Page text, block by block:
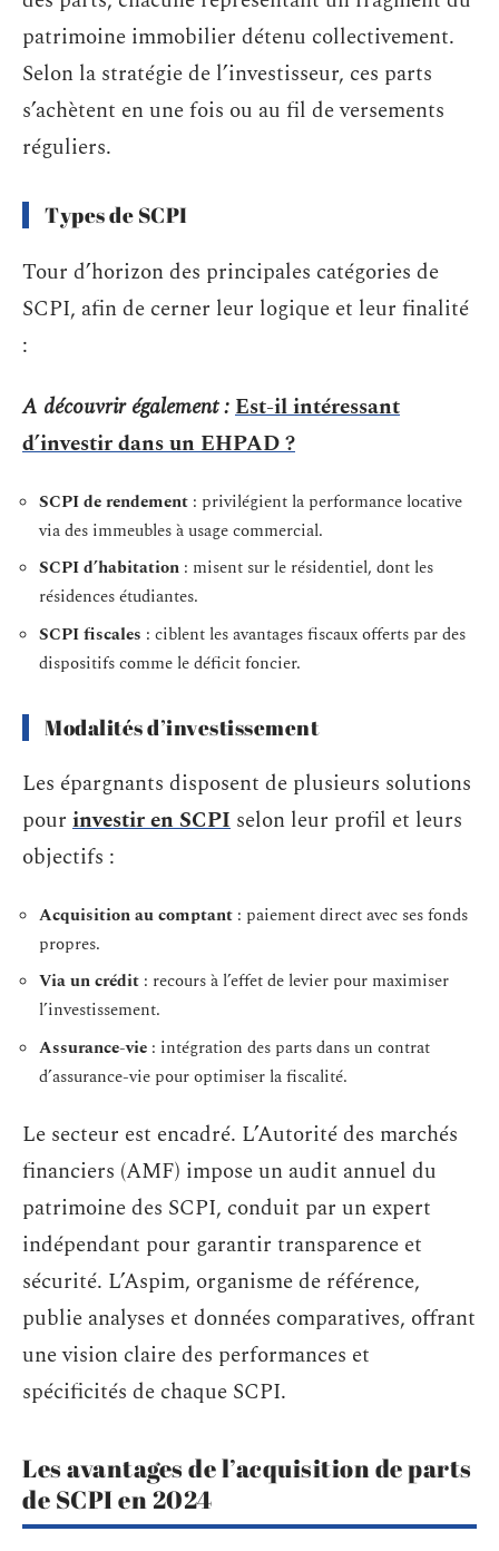
patrimoine immobilier détenu collectivement.
Selon la stratégie de l’investisseur, ces parts
s’achètent en une fois ou au fil de versements
réguliers.
Types de SCPI
Tour d’horizon des principales catégories de
SCPI, afin de cerner leur logique et leur finalité
:
A découvrir également :Est-il intéressant
d’investir dans un EHPAD ?
SCPI de rendement : privilégient la performance locative
via des immeubles à usage commercial.
SCPI d’habitation : misent sur le résidentiel, dont les
résidences étudiantes.
SCPI fiscales : ciblent les avantages fiscaux offerts par des
dispositifs comme le déficit foncier.
Modalités d’investissement
Les épargnants disposent de plusieurs solutions
pour investir en SCPI selon leur profil et leurs
objectifs :
Acquisition au comptant : paiement direct avec ses fonds
propres.
Via un crédit : recours à l’effet de levier pour maximiser
l’investissement.
Assurance-vie : intégration des parts dans un contrat
d’assurance-vie pour optimiser la fiscalité.
Le secteur est encadré. L’Autorité des marchés
financiers (AMF) impose un audit annuel du
patrimoine des SCPI, conduit par un expert
indépendant pour garantir transparence et
sécurité. L’Aspim, organisme de référence,
publie analyses et données comparatives, offrant
une vision claire des performances et
spécificités de chaque SCPI.
Les avantages de l’acquisition de parts
de SCPI en 2024